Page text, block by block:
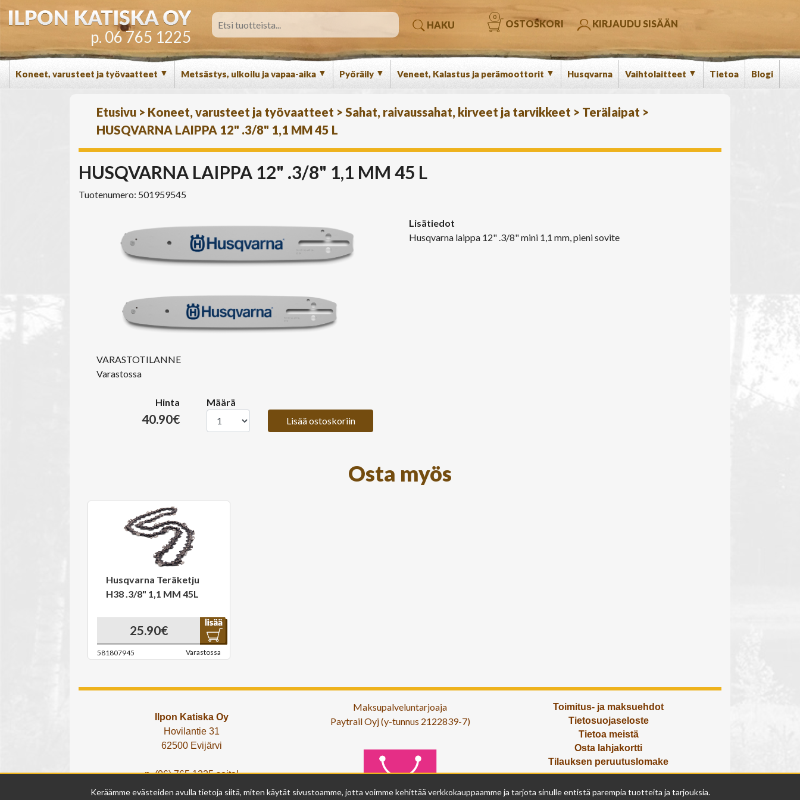
p. 06 765 1225
HAKU OSTOSKORI
0
KIRJAUDU SISÄÄN
Koneet, varusteet ja työvaatteet ▼ Metsästys, ulkoilu ja vapaa-aika ▼ Pyöräily ▼ Veneet, Kalastus ja perämoottorit ▼ Husqvarna Vaihtolaitteet ▼ Tietoa Blogi
Etusivu > Koneet, varusteet ja työvaatteet > Sahat, raivaussahat, kirveet ja tarvikkeet > Terälaipat >
HUSQVARNA LAIPPA 12" .3/8" 1,1 MM 45 L
HUSQVARNA LAIPPA 12" .3/8" 1,1 MM 45 L
Tuotenumero: 501959545
VARASTOTILANNE
Varastossa
Hinta
40.90€
Määrä
Lisää ostoskoriin
Lisätiedot
Husqvarna laippa 12" .3/8" mini 1,1 mm, pieni sovite
Osta myös
Husqvarna Teräketju
H38 .3/8" 1,1 MM 45L
25.90€
581807945 Varastossa
Ilpon Katiska Oy
Hovilantie 31
62500 Evijärvi
p. (06) 765 1225 soita!
tai lähetä What's App viesti!
Maksupalveluntarjoaja
Paytrail Oyj (y-tunnus 2122839-7)
Toimitus- ja maksuehdot
Tietosuojaseloste
Tietoa meistä
Osta lahjakortti
Tilauksen peruutuslomake
Olemme avoinna
Keräämme evästeiden avulla tietoja siitä, miten käytät sivustoamme, jotta voimme kehittää verkkokauppaamme ja tarjota sinulle entistä parempia tuotteita ja tarjouksia.